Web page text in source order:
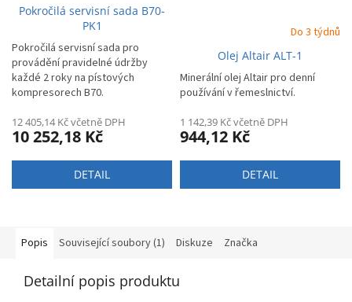
Pokročilá servisní sada B70-
PK1
Pokročilá servisní sada pro
provádění pravidelné údržby
každé 2 roky na pístových
kompresorech B70.
12 405,14 Kč včetně DPH
10 252,18 Kč
DETAIL
Do 3 týdnů
Olej Altair ALT-1
Minerální olej Altair pro denní
používání v řemeslnictví.
1 142,39 Kč včetně DPH
944,12 Kč
DETAIL
Popis Související soubory (1) Diskuze Značka
Detailní popis produktu